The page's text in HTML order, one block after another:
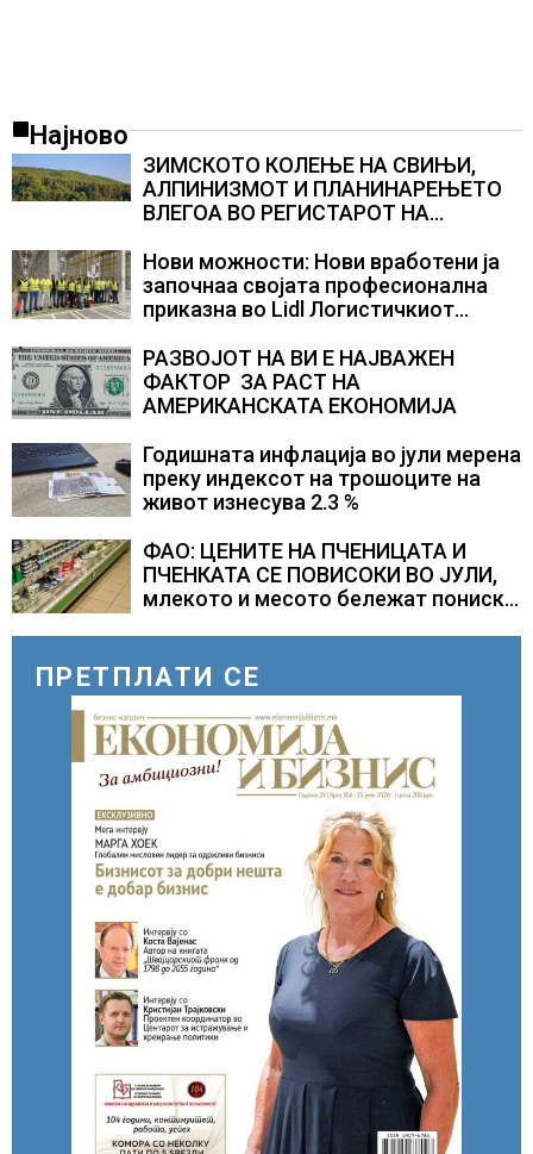
Најново
ЗИМСКОТО КОЛЕЊЕ НА СВИЊИ,
АЛПИНИЗМОТ И ПЛАНИНАРЕЊЕТО
ВЛЕГОА ВО РЕГИСТАРОТ НА
СЛОВЕНИЈА
Нови можности: Нови вработени ја
започнаа својата професионална
приказна во Lidl Логистичкиот
РАЗВОЈОТ НА ВИ Е НАЈВАЖЕН
ФАКТОР ЗА РАСТ НА
АМЕРИКАНСКАТА ЕКОНОМИЈА
Годишната инфлација во јули мерена
преку индексот на трошоците на
живот изнесува 2.3 %
ФАО: ЦЕНИТЕ НА ПЧЕНИЦАТА И
ПЧЕНКАТА СЕ ПОВИСОКИ ВО ЈУЛИ,
млекото и месото бележат пониски
ПРЕТПЛАТИ СЕ